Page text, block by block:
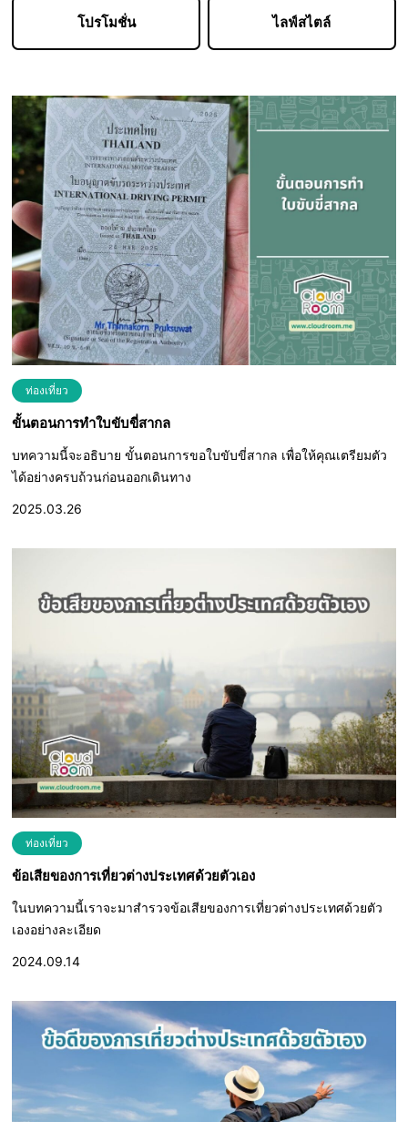
โปรโมชั่น ไลฟ์สไตล์
ท่องเที่ยว
ขั้นตอนการทำใบขับขี่สากล
บทความนี้จะอธิบาย ขั้นตอนการขอใบขับขี่สากล เพื่อให้คุณเตรียมตัว
ได้อย่างครบถ้วนก่อนออกเดินทาง
2025.03.26
ท่องเที่ยว
ข้อเสียของการเที่ยวต่างประเทศด้วยตัวเอง
ในบทความนี้เราจะมาสำรวจข้อเสียของการเที่ยวต่างประเทศด้วยตัว
เองอย่างละเอียด
2024.09.14